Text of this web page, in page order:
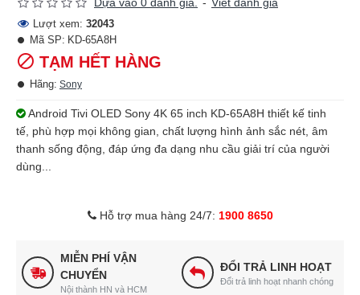
Lượt xem: 32043
TẠM HẾT HÀNG
Hãng: Sony
Mã SP: KD-65A8H
Android Tivi OLED Sony 4K 65 inch KD-65A8H thiết kế tinh
tế, phù hợp mọi không gian, chất lượng hình ảnh sắc nét, âm
thanh sống động, đáp ứng đa dạng nhu cầu giải trí của người
dùng...
Hỗ trợ mua hàng 24/7: 1900 8650
MIỄN PHÍ VẬN
CHUYỂN
Nội thành HN và HCM
ĐỔI TRẢ LINH HOẠT
Đổi trả linh hoạt nhanh chóng